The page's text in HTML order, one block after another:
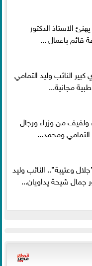
الاستاذ الدكتور
قائم باعمال ...
النائب وليد التمامي
مجانية...
ولفيف من وزراء ورجال
التمامي ومحمد...
وعتيبة”.. النائب وليد
جمال شيحة يداويان...